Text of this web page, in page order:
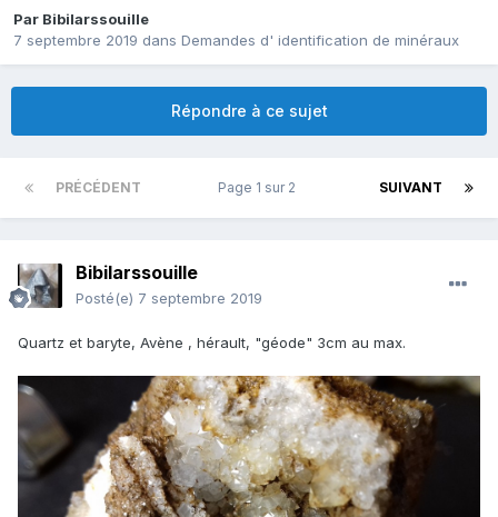
Par Bibilarssouille
7 septembre 2019 dans Demandes d' identification de minéraux
Répondre à ce sujet
PRÉCÉDENT SUIVANT
Page 1 sur 2
Bibilarssouille
Posté(e) 7 septembre 2019
Quartz et baryte, Avène , hérault, "géode" 3cm au max.